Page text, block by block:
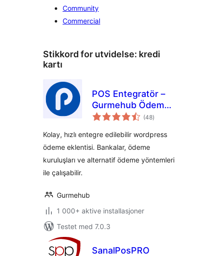
Community
Commercial
Stikkord for utvidelse: kredi
kartı
POS Entegratör –
Gurmehub Ödeme
Eklentisi
(48totale
vurderinger
)
Kolay, hızlı entegre edilebilir wordpress
ödeme eklentisi. Bankalar, ödeme
kuruluşları ve alternatif ödeme yöntemleri
ile çalışabilir.
Gurmehub
1 000+ aktive installasjoner
Testet med 7.0.3
SanalPosPRO